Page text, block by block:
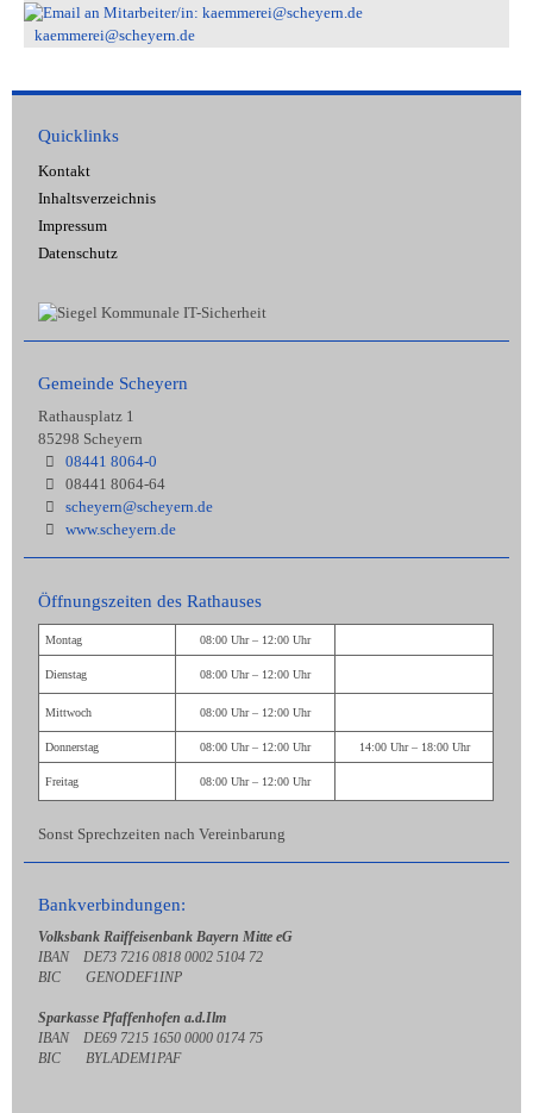
kaemmerei@scheyern.de
Quicklinks
Kontakt
Inhaltsverzeichnis
Impressum
Datenschutz
Gemeinde Scheyern
Rathausplatz 1
85298 Scheyern
08441 8064-0
08441 8064-64
scheyern@scheyern.de
www.scheyern.de
Öffnungszeiten des Rathauses
Montag 08:00 Uhr – 12:00 Uhr
Dienstag 08:00 Uhr – 12:00 Uhr
Mittwoch 08:00 Uhr – 12:00 Uhr
Donnerstag 08:00 Uhr – 12:00 Uhr 14:00 Uhr – 18:00 Uhr
Freitag 08:00 Uhr – 12:00 Uhr
Sonst Sprechzeiten nach Vereinbarung
Bankverbindungen:
Volksbank Raiffeisenbank Bayern Mitte eG
IBAN DE73 7216 0818 0002 5104 72
BIC GENODEF1INP
Sparkasse Pfaffenhofen a.d.Ilm
IBAN DE69 7215 1650 0000 0174 75
BIC BYLADEM1PAF